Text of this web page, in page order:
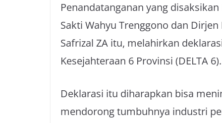
Penandatanganan yang
Sakti Wahyu Trenggono dan
Safrizal ZA itu, melahirkan
Kesejahteraan 6 Provinsi (DELTA 6).
Deklarasi itu diharapkan bisa
mendorong tumbuhnya industri